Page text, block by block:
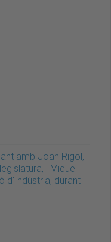
amb Joan Rigol,
i Miquel
d'Indústria, durant